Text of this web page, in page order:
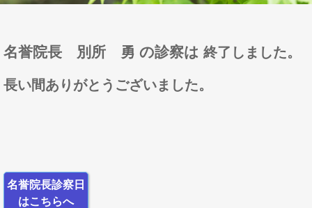
名誉院長 別所 勇 の診察は 終了しました。
長い間ありがとうございました。
名誉院長診察日
はこちらへ